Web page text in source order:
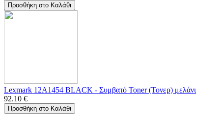
Προσθήκη στο Καλάθι
Lexmark 12A1454 BLACK - Συμβατό Toner (Τονερ) μελάνι
92.10 €
Προσθήκη στο Καλάθι